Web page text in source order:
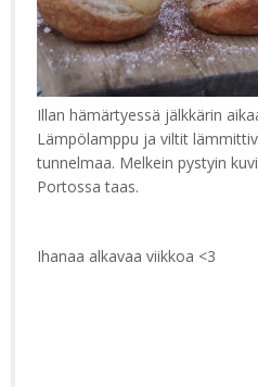
Illan hämärtyessä jälkkärin
Lämpölamppu ja viltit
tunnelmaa. Melkein pystyin
Portossa taas.
Ihanaa alkavaa viikkoa <3